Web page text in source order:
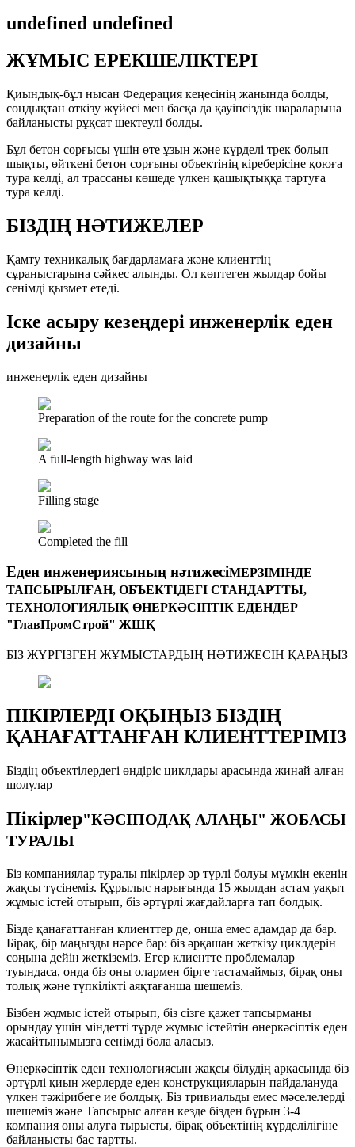
undefined undefined
ЖҰМЫС ЕРЕКШЕЛІКТЕРІ
Қиындық-бұл нысан Федерация кеңесінің жанында болды,
сондықтан өткізу жүйесі мен басқа да қауіпсіздік шараларына
байланысты рұқсат шектеулі болды.
Бұл бетон сорғысы үшін өте ұзын және күрделі трек болып
шықты, өйткені бетон сорғыны объектінің кіреберісіне қоюға
тура келді, ал трассаны көшеде үлкен қашықтыққа тартуға
тура келді.
БІЗДІҢ НӘТИЖЕЛЕР
Қамту техникалық бағдарламаға және клиенттің
сұраныстарына сәйкес алынды. Ол көптеген жылдар бойы
сенімді қызмет етеді.
Іске асыру кезеңдері инженерлік еден
дизайны
инженерлік еден дизайны
Preparation of the route for the concrete pump
A full-length highway was laid
Filling stage
Completed the fill
Еден инженериясының нәтижесіМЕРЗІМІНДЕ
ТАПСЫРЫЛҒАН, ОБЪЕКТІДЕГІ СТАНДАРТТЫ,
ТЕХНОЛОГИЯЛЫҚ ӨНЕРКӘСІПТІК ЕДЕНДЕР
"ГлавПромСтрой" ЖШҚ
БІЗ ЖҮРГІЗГЕН ЖҰМЫСТАРДЫҢ НӘТИЖЕСІН ҚАРАҢЫЗ
ПІКІРЛЕРДІ ОҚЫҢЫЗ БІЗДІҢ
ҚАНАҒАТТАНҒАН КЛИЕНТТЕРІМІЗ
Біздің объектілердегі өндіріс циклдары арасында жинай алған
шолулар
Пікірлер"КӘСІПОДАҚ АЛАҢЫ" ЖОБАСЫ
ТУРАЛЫ
Біз компаниялар туралы пікірлер әр түрлі болуы мүмкін екенін
жақсы түсінеміз. Құрылыс нарығында 15 жылдан астам уақыт
жұмыс істей отырып, біз әртүрлі жағдайларға тап болдық.
Бізде қанағаттанған клиенттер де, онша емес адамдар да бар.
Бірақ, бір маңызды нәрсе бар: біз әрқашан жеткізу циклдерін
соңына дейін жеткіземіз. Егер клиентте проблемалар
туындаса, онда біз оны олармен бірге тастамаймыз, бірақ оны
толық және түпкілікті аяқтағанша шешеміз.
Бізбен жұмыс істей отырып, біз сізге қажет тапсырманы
орындау үшін міндетті түрде жұмыс істейтін өнеркәсіптік еден
жасайтынымызға сенімді бола аласыз.
Өнеркәсіптік еден технологиясын жақсы білудің арқасында біз
әртүрлі қиын жерлерде еден конструкцияларын пайдалануда
үлкен тәжірибеге ие болдық. Біз тривиальды емес мәселелерді
шешеміз және Тапсырыс алған кезде бізден бұрын 3-4
компания оны алуға тырысты, бірақ объектінің күрделілігіне
байланысты бас тартты.